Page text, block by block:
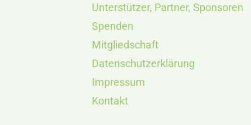
Unterstützer, Partner, Sponsoren
Spenden
Mitgliedschaft
Datenschutzerklärung
Impressum
Kontakt